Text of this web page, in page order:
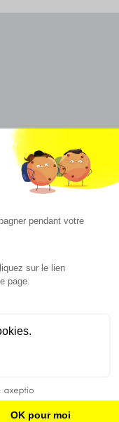
pendant votre
sur le lien
page.
OK pour moi
les offres du